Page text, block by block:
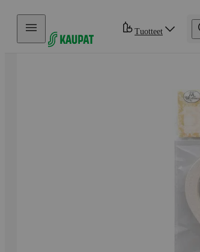
Hyppää sisältöön
Tuotteet